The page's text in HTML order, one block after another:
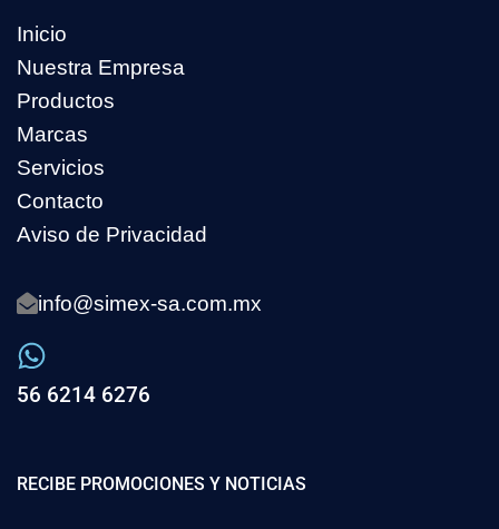
Inicio
Nuestra Empresa
Productos
Marcas
Servicios
Contacto
Aviso de Privacidad
info@simex-sa.com.mx
56 6214 6276
RECIBE PROMOCIONES Y NOTICIAS